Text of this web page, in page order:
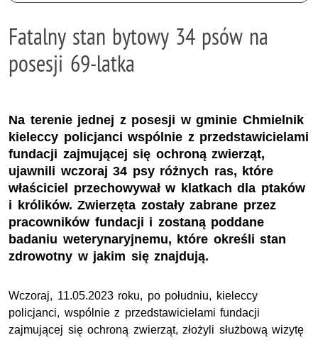
Fatalny stan bytowy 34 psów na
posesji 69-latka
Na terenie jednej z posesji w gminie Chmielnik
kieleccy policjanci wspólnie z przedstawicielami
fundacji zajmującej się ochroną zwierząt,
ujawnili wczoraj 34 psy różnych ras, które
właściciel przechowywał w klatkach dla ptaków
i królików. Zwierzęta zostały zabrane przez
pracowników fundacji i zostaną poddane
badaniu weterynaryjnemu, które określi stan
zdrowotny w jakim się znajdują.
Wczoraj, 11.05.2023 roku, po południu, kieleccy
policjanci, wspólnie z przedstawicielami fundacji
zajmującej się ochroną zwierząt, złożyli służbową wizytę